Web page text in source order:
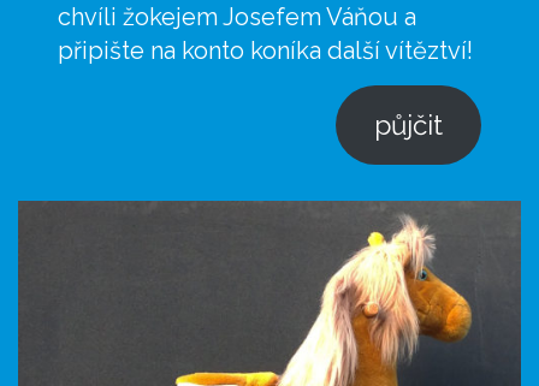
chvíli žokejem Josefem Váňou a
připište na konto koníka další vítěztví!
půjčit